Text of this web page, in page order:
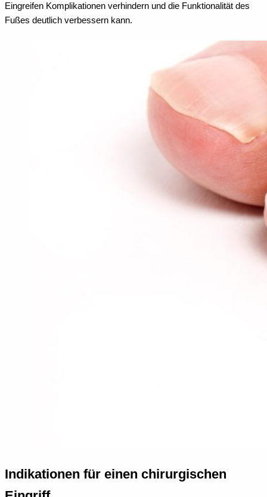
Eingreifen Komplikationen verhindern und die Funktionalität des
Fußes deutlich verbessern kann.
Indikationen für einen chirurgischen